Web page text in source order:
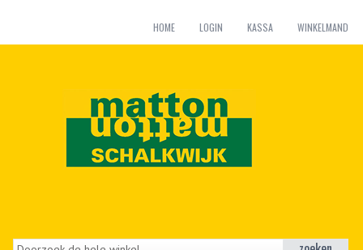
HOME LOGIN KASSA WINKELMAND